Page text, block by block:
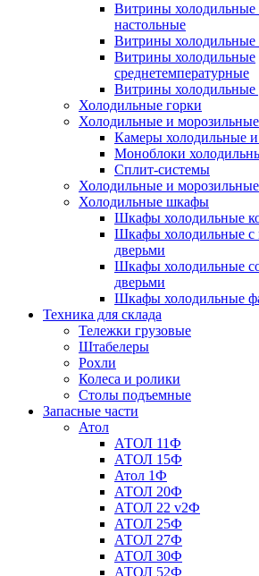
Витрины холодильные
настольные
Витрины холодильные
Витрины холодильные
среднетемпературные
Витрины холодильные
Холодильные горки
Холодильные и
Камеры холодильные
Моноблоки
Сплит-системы
Холодильные и
Холодильные шкафы
Шкафы холодильные
Шкафы холодильные с
дверьми
Шкафы холодильные
дверьми
Шкафы холодильные
Техника для склада
Тележки грузовые
Штабелеры
Рохли
Колеса и ролики
Столы подъемные
Запасные части
Атол
АТОЛ 11Ф
АТОЛ 15Ф
Атол 1Ф
АТОЛ 20Ф
АТОЛ 22 v2Ф
АТОЛ 25Ф
АТОЛ 27Ф
АТОЛ 30Ф
АТОЛ 52Ф